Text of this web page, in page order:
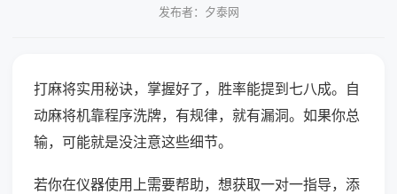
发布者：夕泰网
打麻将实用秘诀，掌握好了，胜率能提到七八成。自
动麻将机靠程序洗牌，有规律，就有漏洞。如果你总
输，可能就是没注意这些细节。
若你在仪器使用上需要帮助，想获取一对一指导，添